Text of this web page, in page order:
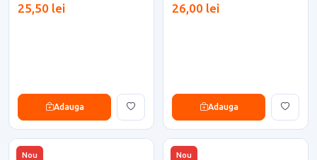
25,50 lei
Adauga
26,00 lei
Adauga
Nou Nou